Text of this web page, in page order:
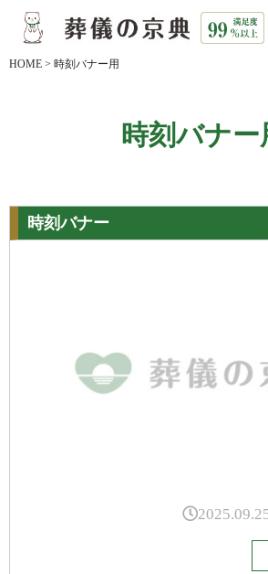
HOME > 時刻バナー用
時刻バナー
時刻バナー